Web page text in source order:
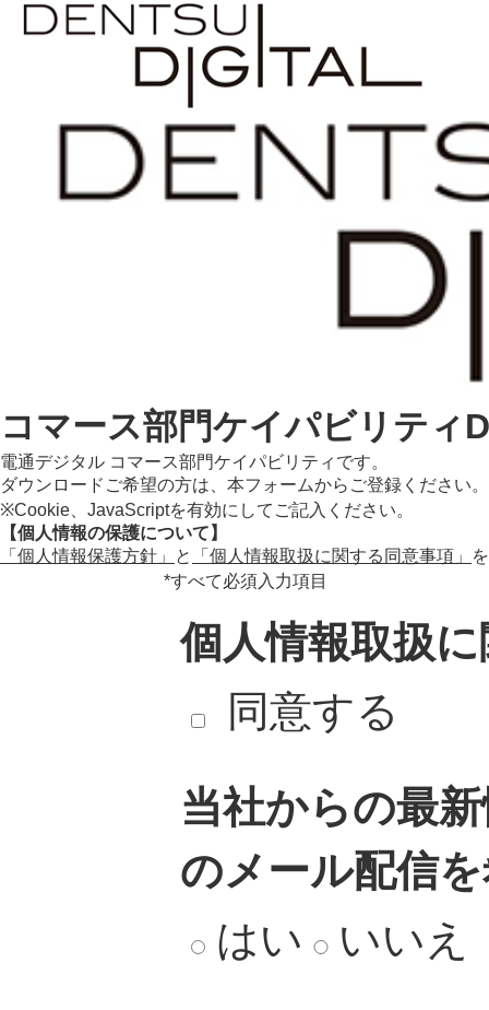
コマース部門ケイパビリティ
電通デジタル コマース部門ケイパビリティです。
ダウンロードご希望の方は、本フォームからご登録ください。
※Cookie、JavaScriptを有効にしてご記入ください。
【個人情報の保護について】
「個人情報保護方針」
と 「個人情報取扱に関する同意事項」
*すべて必須入力項目
個人情報取扱
同意する
当社からの最
のメール配信
はい
いいえ